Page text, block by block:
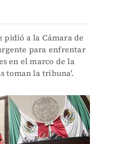
a la Cámara de
para enfrentar
en el marco de la
toman la tribuna'.